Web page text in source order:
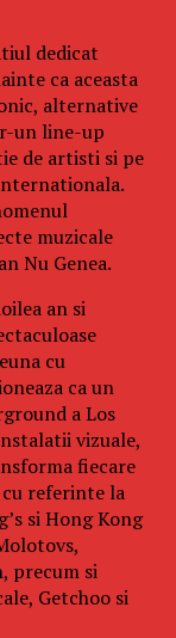
dedicat
ca aceasta
alternative
un line-up
de artisti si pe
muzicale
Nu Genea.
an si
cu
ca un
a Los
vizuale,
fiecare
referinte la
si Hong Kong
precum si
Getchoo si